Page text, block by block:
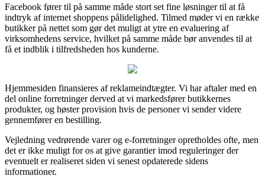
Facebook fører til på samme måde stort set fine løsninger til at få
indtryk af internet shoppens pålidelighed. Tilmed møder vi en række
butikker på nettet som gør det muligt at ytre en evaluering af
virksomhedens service, hvilket på samme måde bør anvendes til at
få et indblik i tilfredsheden hos kunderne.
Hjemmesiden finansieres af reklameindtægter. Vi har aftaler med en
del online forretninger derved at vi markedsfører butikkernes
produkter, og høster provision hvis de personer vi sender videre
gennemfører en bestilling.
Vejledning vedrørende varer og e-forretninger opretholdes ofte, men
det er ikke muligt for os at give garantier imod reguleringer der
eventuelt er realiseret siden vi senest opdaterede sidens
informationer.